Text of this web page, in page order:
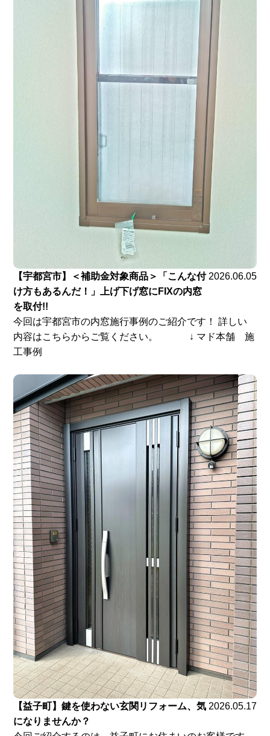
【宇都宮市】＜補助金対象商品＞「こんな付
け方もあるんだ！」上げ下げ窓にFIXの内窓
を取付!!
2026.06.05
今回は宇都宮市の内窓施行事例のご紹介です！ 詳しい
内容はこちらからご覧ください。 ↓ マド本舗 施
工事例
【益子町】鍵を使わない玄関リフォーム、気
になりませんか？
2026.05.17